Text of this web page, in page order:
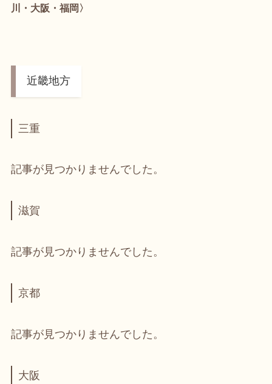
川・大阪・福岡〉
近畿地方
三重
記事が見つかりませんでした。
滋賀
記事が見つかりませんでした。
京都
記事が見つかりませんでした。
大阪